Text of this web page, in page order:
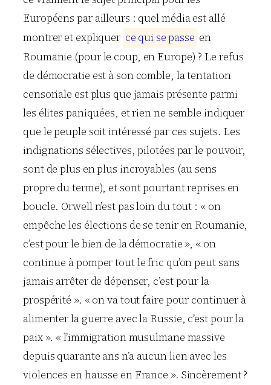
Européens par ailleurs : quel média est allé
montrer et expliquer ce qui sepasse en
Roumanie (pour le coup, en Europe) ? Le refus
de démocratie est à son comble, la tentation
censoriale est plus que jamais présente parmi
les élites paniquées, et rien ne semble indiquer
que le peuple soit intéressé par ces sujets. Les
indignations sélectives, pilotées par le pouvoir,
sont de plus en plus incroyables (au sens
propre du terme), et sont pourtant reprises en
boucle. Orwell n’est pas loin du tout : « on
empêche les élections de se tenir en Roumanie,
c’est pour le bien de la démocratie », « on
continue à pomper tout le fric qu’on peut sans
jamais arrêter de dépenser, c’est pour la
prospérité ». « on va tout faire pour continuer à
alimenter la guerre avec la Russie, c’est pour la
paix ». « l’immigration musulmane massive
depuis quarante ans n’a aucun lien avec les
violences en hausse en France ». Sincèrement ?